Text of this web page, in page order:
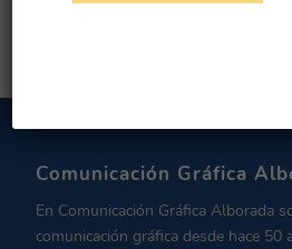
Comunicación Gráfica
En Comunicación Gráfica Alborada
comunicación gráfica desde hace 50